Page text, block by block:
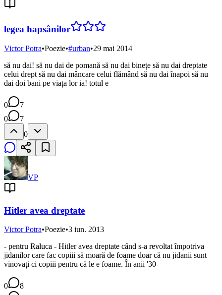
legea hapsânilor
Victor Potra•Poezie•#urban•29 mai 2014
să nu dai! să nu dai de pomană să nu dai binețe să nu dai dreptate
celui drept să nu dai mâncare celui flămând să nu dai înapoi să nu
dai doi bani pe viața lor ia! totul e
0
7
0
7
0
VP
Hitler avea dreptate
Victor Potra•Poezie•3 iun. 2013
- pentru Raluca - Hitler avea dreptate când s-a revoltat împotriva
jidanilor care fac copiii să moară de foame doar că nu jidanii sunt
vinovați ci copiii pentru că le e foame. În anii '30
0
8